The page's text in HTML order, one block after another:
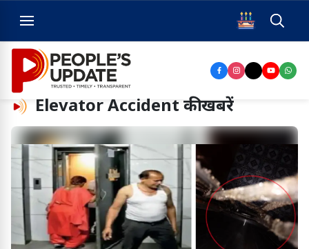
Elevator Accident की खबरें